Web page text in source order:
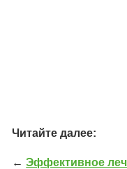
Читайте далее:
←Эффективное